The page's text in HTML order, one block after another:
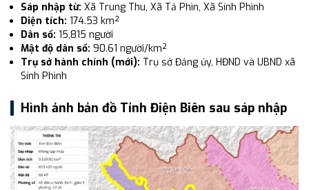
Sáp nhập từ: Xã Trung Thu, Xã Tả Phìn, Xã Sính Phình
Diện tích: 174.53 km²
Dân số: 15,815 người
Mật độ dân số: 90.61 người/km²
Trụ sở hành chính (mới): Trụ sở Đảng ủy, HĐND và UBND xã
Sính Phình
Hình ảnh bản đồ Tỉnh Điện Biên sau sáp nhập